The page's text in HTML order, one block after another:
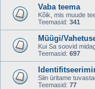
Vaba teema
Kõik, mis muude
Teemasid: 341
Müügi/
Kui Sa soovid
Teemasid: 697
Siin üritame
Teemasid: 77